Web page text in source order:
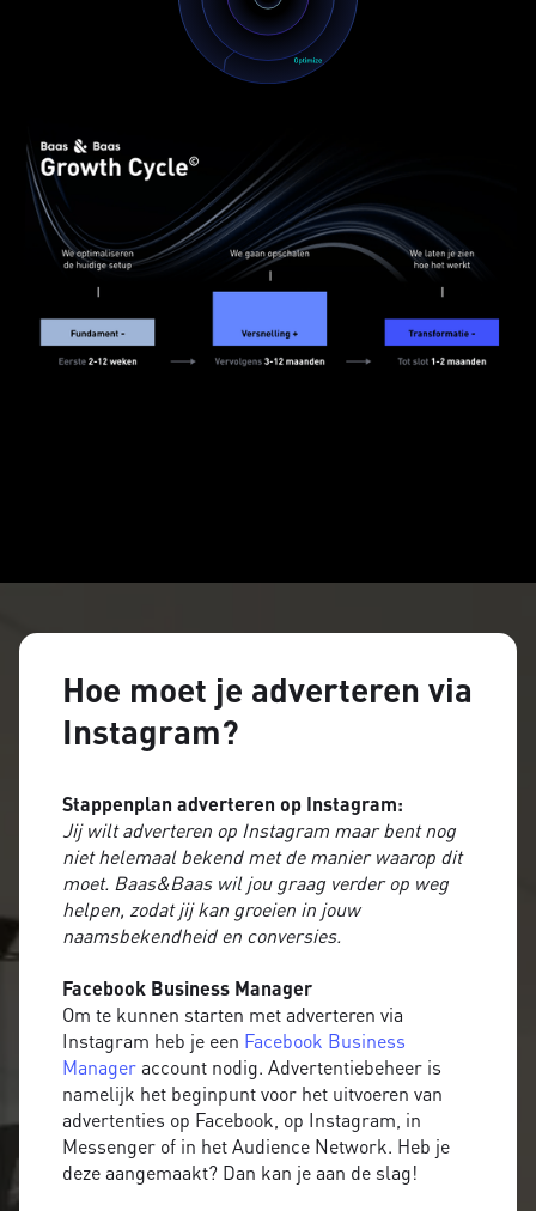
Hoe moet je adverteren via
Instagram?
Stappenplan adverteren op Instagram:
Jij wilt adverteren op Instagram maar bent nog
niet helemaal bekend met de manier waarop dit
moet. Baas&Baas wil jou graag verder op weg
helpen, zodat jij kan groeien in jouw
naamsbekendheid en conversies.
Facebook Business Manager
Om te kunnen starten met adverteren via
Instagram heb je een Facebook Business
Manageraccount nodig. Advertentiebeheer is
namelijk het beginpunt voor het uitvoeren van
advertenties op Facebook, op Instagram, in
Messenger of in het Audience Network. Heb je
deze aangemaakt? Dan kan je aan de slag!